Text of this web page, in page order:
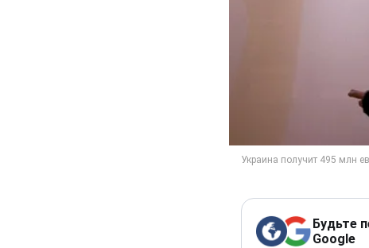
Будьте
Google